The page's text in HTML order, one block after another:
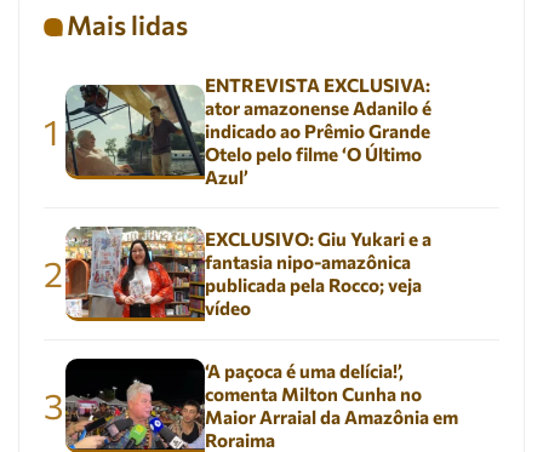
Mais lidas
1
ENTREVISTA EXCLUSIVA:
ator amazonense Adanilo é
indicado ao Prêmio Grande
Otelo pelo filme ‘O Último
Azul’
2
EXCLUSIVO: Giu Yukari e a
fantasia nipo-amazônica
publicada pela Rocco; veja
vídeo
3
‘A paçoca é uma delícia!’,
comenta Milton Cunha no
Maior Arraial da Amazônia em
Roraima